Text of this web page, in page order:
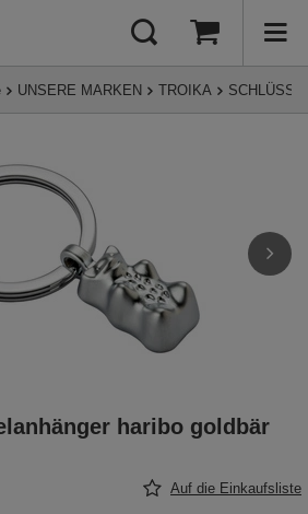
UNSERE MARKEN TROIKA
haribo goldbär
Auf die Einkaufsliste